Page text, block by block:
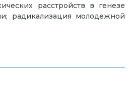
расстройств в генезе
радикализация молодежной